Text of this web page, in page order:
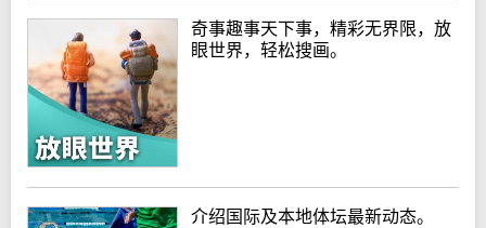
奇事趣事天下事，精彩无界限，放
眼世界，轻松搜画。
介绍国际及本地体坛最新动态。